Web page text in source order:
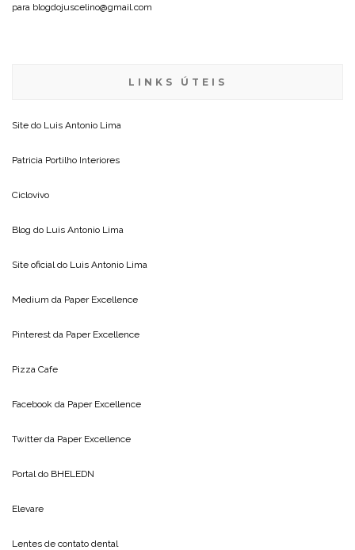
para blogdojuscelino@gmail.com
LINKS ÚTEIS
Site do Luis Antonio Lima
Patricia Portilho Interiores
Ciclovivo
Blog do Luis Antonio Lima
Site oficial do Luis Antonio Lima
Medium da Paper Excellence
Pinterest da Paper Excellence
Pizza Cafe
Facebook da Paper Excellence
Twitter da Paper Excellence
Portal do BHELEDN
Elevare
Lentes de contato dental